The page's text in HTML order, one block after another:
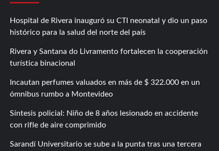
Hospital de Rivera inauguró su CTI neonatal y dio un paso
histórico para la salud del norte del país
Rivera y Santana do Livramento fortalecen la cooperación
turística binacional
Incautan perfumes valuados en más de $ 322.000 en un
ómnibus rumbo a Montevideo
Síntesis policial: Niño de 8 años lesionado en accidente
con rifle de aire comprimido
Sarandí Universitario se sube a la punta tras una tercera